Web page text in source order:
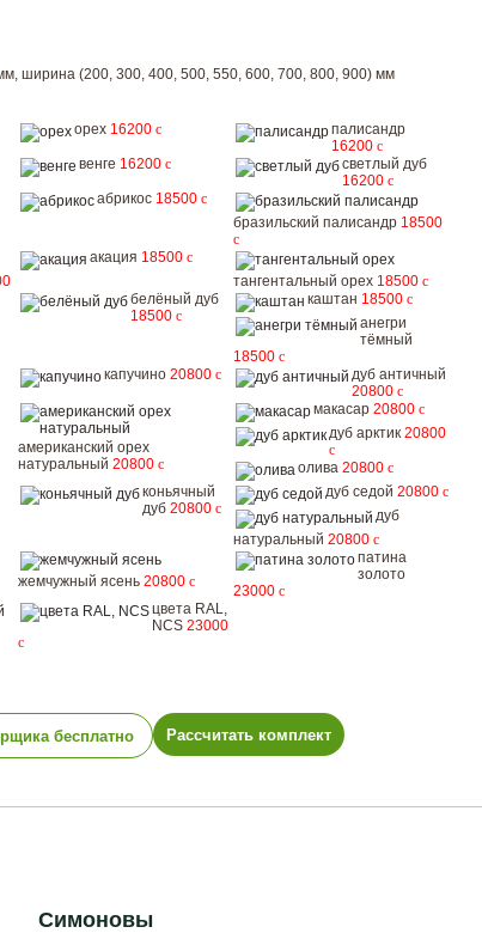
ширина (200, 300, 400, 500, 550, 600, 700, 800, 900) мм
орех 16200 c
палисандр
16200 c
венге 16200 c
светлый дуб
16200 c
абрикос 18500 c
бразильский палисандр 18500
c
акация 18500 c
тангентальный орех 18500 c
белёный дуб
18500 c
каштан 18500 c
анегри
тёмный
18500 c
капучино 20800 c
дуб античный
20800 c
американский орех
натуральный 20800 c
макасар 20800 c
дуб арктик 20800
c
олива 20800 c
коньячный
дуб 20800 c
дуб седой 20800 c
дуб
натуральный 20800 c
жемчужный ясень 20800 c
патина
золото
23000 c
цвета RAL,
NCS 23000
c
бесплатно Рассчитать комплект
Симоновы